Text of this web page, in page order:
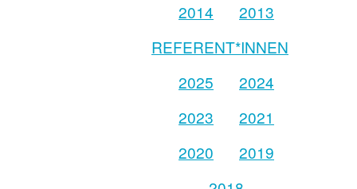
2014
2013
REFERENT*INNEN
2025
2024
2023
2021
2020
2019